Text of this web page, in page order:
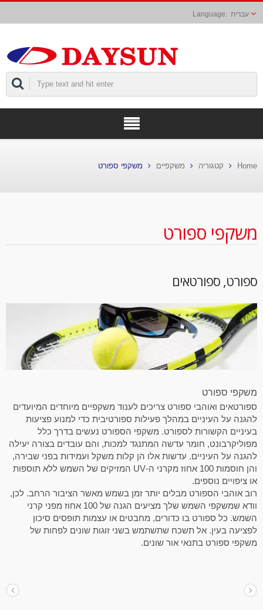
עברית
קטגוריה משקפיים משקפי ספורט
ספורט
ספורטאים
ספורט
ואוהבי ספורט צריכים לענוד משקפיים מיוחדים המיועדים
על העיניים במהלך פעילות ספורטיבית כדי למנוע פציעות
הקשורות לספורט. משקפי הספורט נעשים בדרך כלל
חומר עדשה המתנגד למכות, והם עובדים בצורה יעילה
על העיניים. עדשות אלו הן קלות משקל ועמידות בפני שבירה,
והן חוסמות 100 אחוז מקרני ה-UV המזיקים של השמש ללא תוספות
ציפויים נוספים.
אוהבי הספורט מבלים יותר זמן בשמש מאשר הציבור הרחב. לכן,
וודא שמשקפי השמש שלך מציעים הגנה של 100 אחוז מפני קרני
כל ספורט בו כדורים, מחבטים או עצמות תופסים סיכון
בעין. אל תשכח שתשתמש בשני זוגות שונים לפחות של
ספורט בתנאי אור שונים.